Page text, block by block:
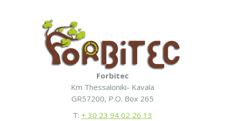
Forbitec
Km Thessaloniki- Kavala
GR57200, P.O. Box 265
T: + 30 23 94 02 26 13